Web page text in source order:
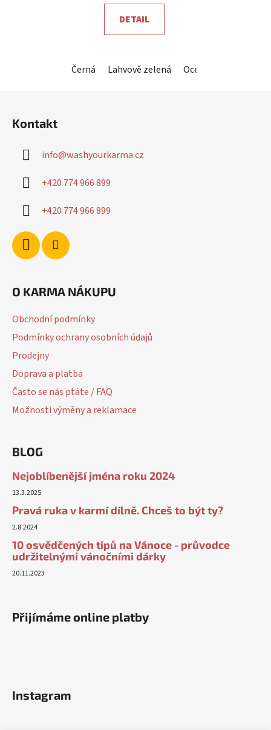
5,0
z
DETAIL
Černá Lahvově zelená Ocelová šedá
Kontakt
info@washyourkarma.cz
+420 774 966 899
+420 774 966 899
O KARMA NÁKUPU
Obchodní podmínky
Podmínky ochrany osobních údajů
Prodejny
Doprava a platba
Často se nás ptáte / FAQ
Možnosti výměny a reklamace
BLOG
Nejoblíbenější jména roku 2024
13.3.2025
Pravá ruka v karmí dílně. Chceš to být ty?
2.8.2024
10 osvědčených tipů na Vánoce - průvodce
udržitelnými vánočními dárky
20.11.2023
Přijímáme online platby
Instagram